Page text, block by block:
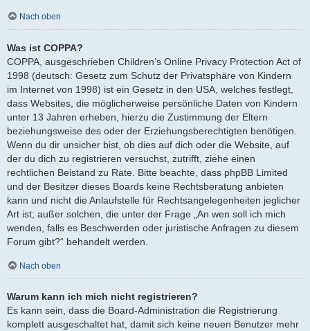
Nach oben
Was ist COPPA?
COPPA, ausgeschrieben Children’s Online Privacy Protection Act of
1998 (deutsch: Gesetz zum Schutz der Privatsphäre von Kindern
im Internet von 1998) ist ein Gesetz in den USA, welches festlegt,
dass Websites, die möglicherweise persönliche Daten von Kindern
unter 13 Jahren erheben, hierzu die Zustimmung der Eltern
beziehungsweise des oder der Erziehungsberechtigten benötigen.
Wenn du dir unsicher bist, ob dies auf dich oder die Website, auf
der du dich zu registrieren versuchst, zutrifft, ziehe einen
rechtlichen Beistand zu Rate. Bitte beachte, dass phpBB Limited
und der Besitzer dieses Boards keine Rechtsberatung anbieten
kann und nicht die Anlaufstelle für Rechtsangelegenheiten jeglicher
Art ist; außer solchen, die unter der Frage „An wen soll ich mich
wenden, falls es Beschwerden oder juristische Anfragen zu diesem
Forum gibt?“ behandelt werden.
Nach oben
Warum kann ich mich nicht registrieren?
Es kann sein, dass die Board-Administration die Registrierung
komplett ausgeschaltet hat, damit sich keine neuen Benutzer mehr